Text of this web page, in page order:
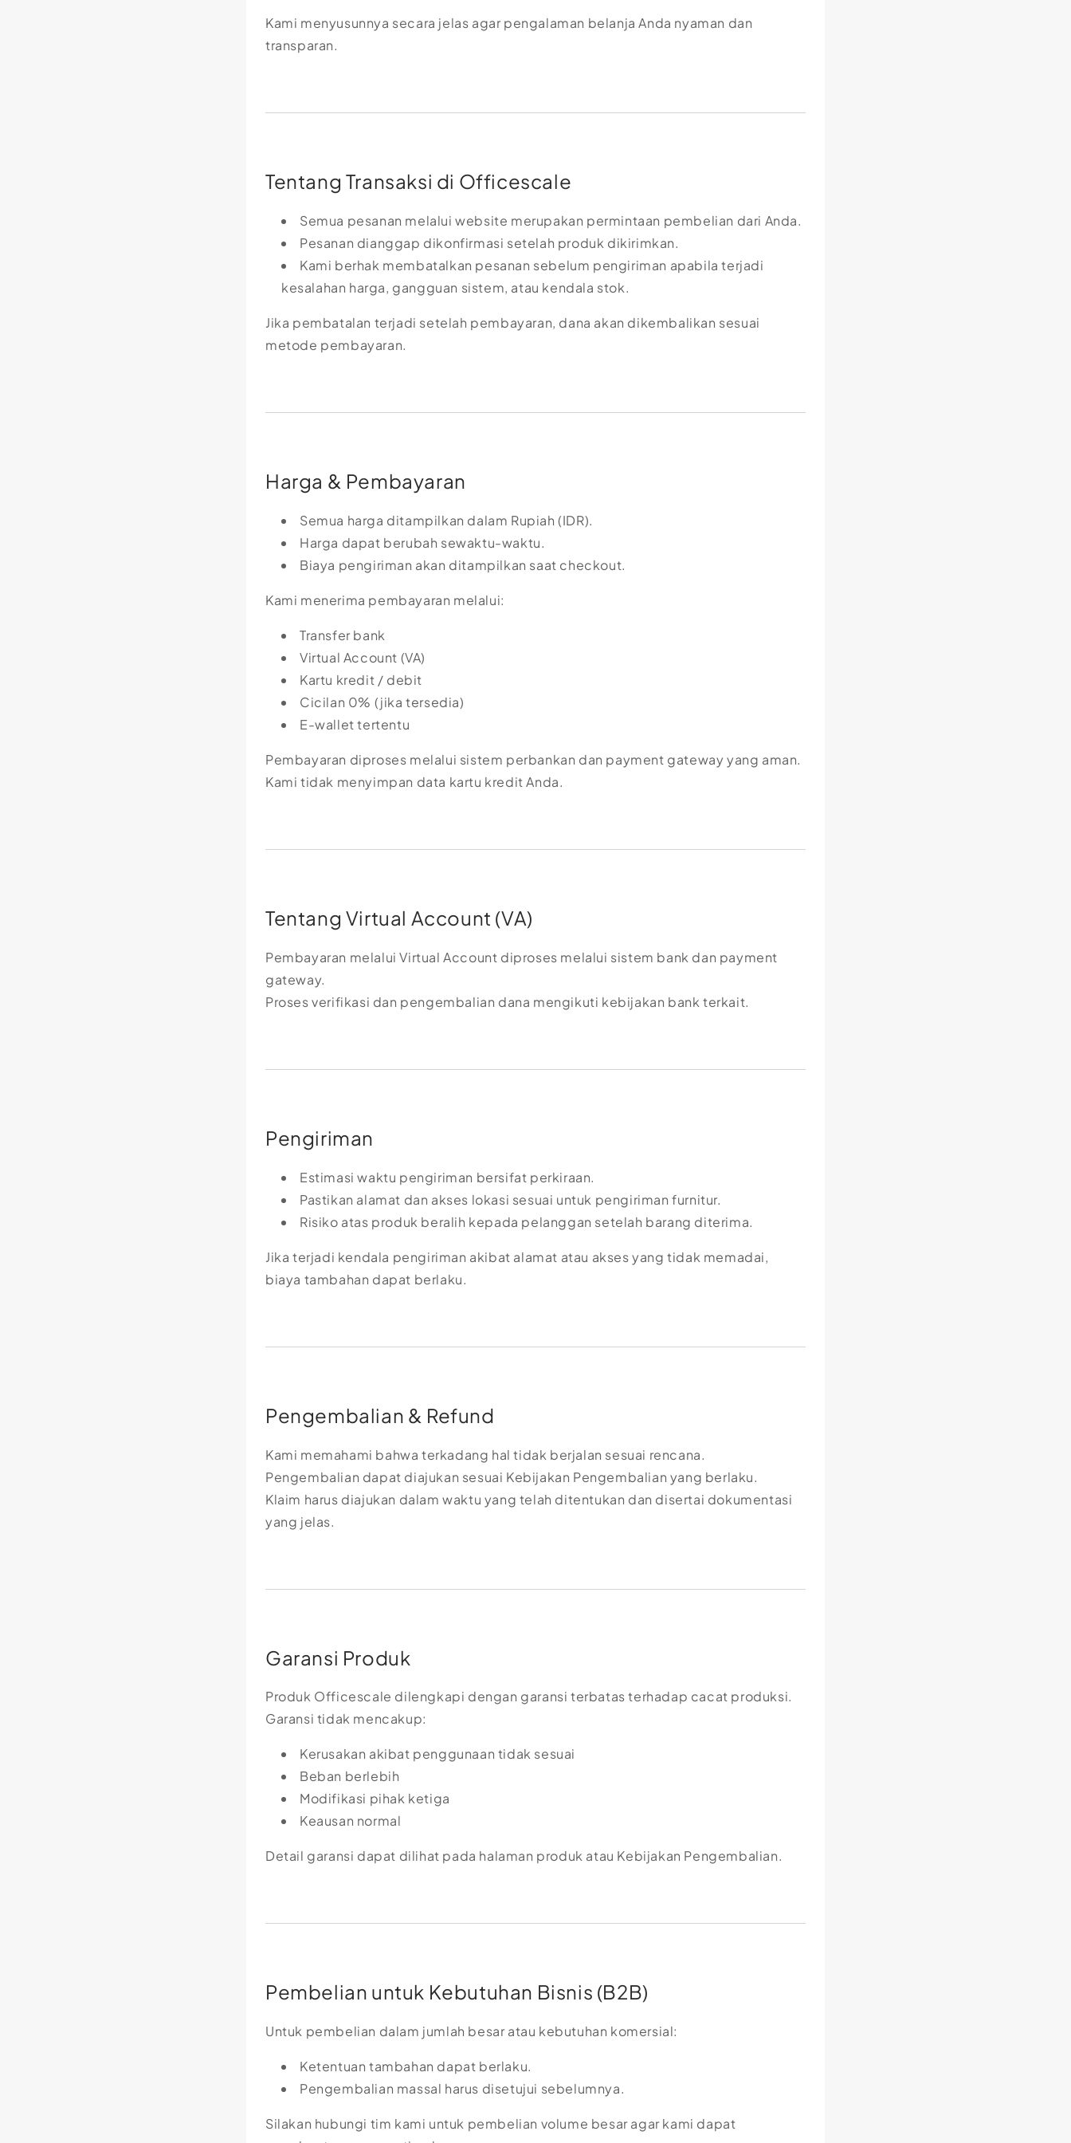
Kami menyusunnya secara jelas agar pengalaman belanja Anda nyaman dan
transparan.
Tentang Transaksi di Officescale
Semua pesanan melalui website merupakan permintaan pembelian dari Anda.
Pesanan dianggap dikonfirmasi setelah produk dikirimkan.
Kami berhak membatalkan pesanan sebelum pengiriman apabila terjadi
kesalahan harga, gangguan sistem, atau kendala stok.
Jika pembatalan terjadi setelah pembayaran, dana akan dikembalikan sesuai
metode pembayaran.
Harga & Pembayaran
Semua harga ditampilkan dalam Rupiah (IDR).
Harga dapat berubah sewaktu-waktu.
Biaya pengiriman akan ditampilkan saat checkout.
Kami menerima pembayaran melalui:
Transfer bank
Virtual Account (VA)
Kartu kredit / debit
Cicilan 0% (jika tersedia)
E-wallet tertentu
Pembayaran diproses melalui sistem perbankan dan payment gateway yang aman.
Kami tidak menyimpan data kartu kredit Anda.
Tentang Virtual Account (VA)
Pembayaran melalui Virtual Account diproses melalui sistem bank dan payment
gateway.
Proses verifikasi dan pengembalian dana mengikuti kebijakan bank terkait.
Pengiriman
Estimasi waktu pengiriman bersifat perkiraan.
Pastikan alamat dan akses lokasi sesuai untuk pengiriman furnitur.
Risiko atas produk beralih kepada pelanggan setelah barang diterima.
Jika terjadi kendala pengiriman akibat alamat atau akses yang tidak memadai,
biaya tambahan dapat berlaku.
Pengembalian & Refund
Kami memahami bahwa terkadang hal tidak berjalan sesuai rencana.
Pengembalian dapat diajukan sesuai Kebijakan Pengembalian yang berlaku.
Klaim harus diajukan dalam waktu yang telah ditentukan dan disertai dokumentasi
yang jelas.
Garansi Produk
Produk Officescale dilengkapi dengan garansi terbatas terhadap cacat produksi.
Garansi tidak mencakup:
Kerusakan akibat penggunaan tidak sesuai
Beban berlebih
Modifikasi pihak ketiga
Keausan normal
Detail garansi dapat dilihat pada halaman produk atau Kebijakan Pengembalian.
Pembelian untuk Kebutuhan Bisnis (B2B)
Untuk pembelian dalam jumlah besar atau kebutuhan komersial:
Ketentuan tambahan dapat berlaku.
Pengembalian massal harus disetujui sebelumnya.
Silakan hubungi tim kami untuk pembelian volume besar agar kami dapat